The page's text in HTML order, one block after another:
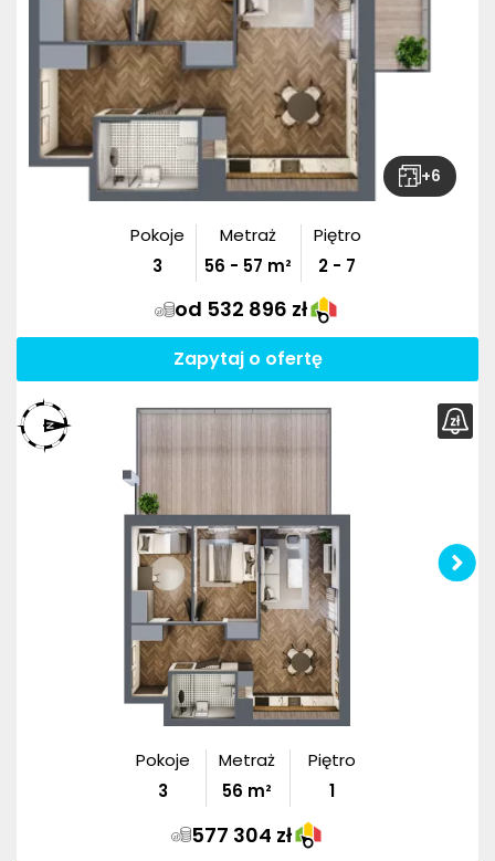
+6
Pokoje
3
Metraż
56 - 57 m²
Piętro
2 - 7
od 532 896 zł
Zapytaj o ofertę
Pokoje
3
Metraż
56 m²
Piętro
1
577 304 zł